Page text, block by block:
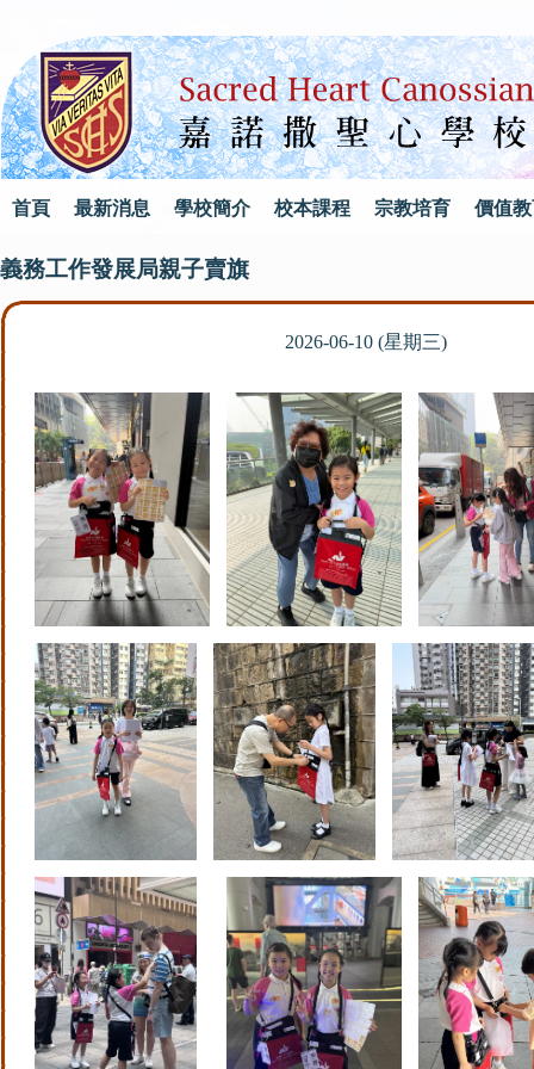
首頁 最新消息 學校簡介 校本課程 宗教培育 價值
義務工作發展局親子賣旗
2026-06-10 (星期三)